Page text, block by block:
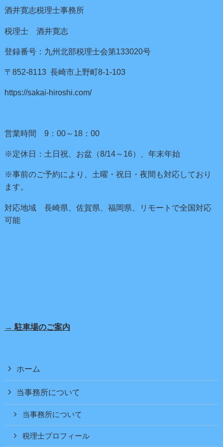
酒井寛志税理士事務所
税理士 酒井寛志
登録番号：九州北部税理士会第133020号
〒852-8113 長崎市上野町8-1-103
https://sakai-hiroshi.com/
営業時間 9：00～18：00
※定休日：土日祝、お盆（8/14～16）、年末年始
※事前のご予約により、土曜・祝日・夜間も対応しており
ます。
対応地域 長崎県、佐賀県、福岡県、リモートで全国対応
可能
→ 駐車場のご案内
ホーム
当事務所について
当事務所について
税理士プロフィール